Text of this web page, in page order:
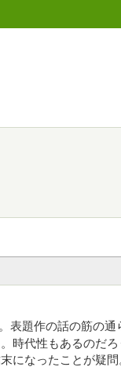
表題作の話の筋の
時代性もあるのだ
になったことが疑